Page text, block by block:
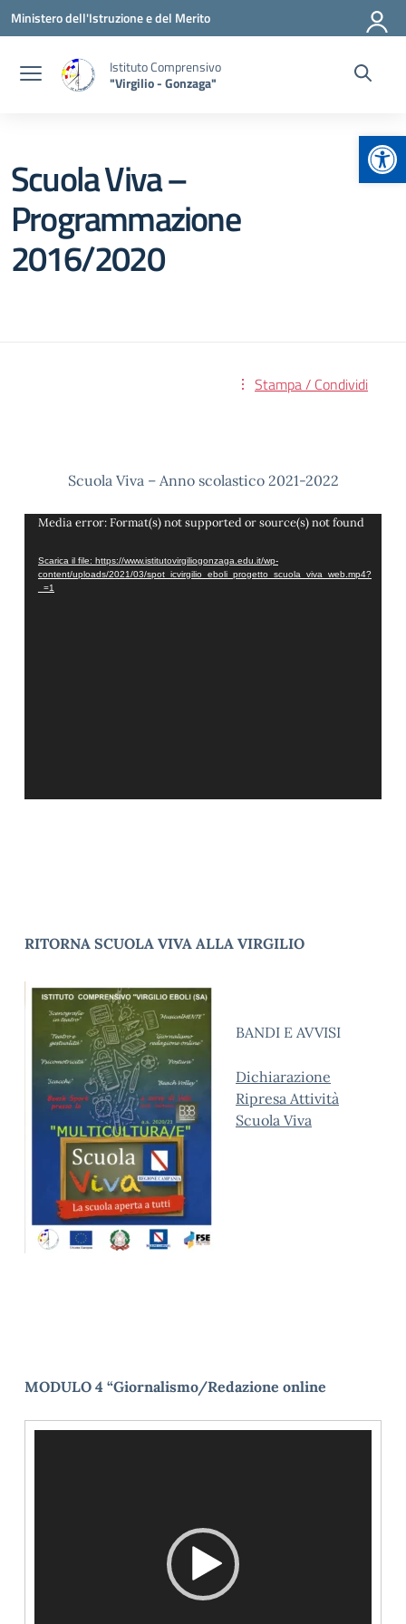
Vai ai contenuti
Vai al menu di navigazione
Vai al footer
Ministero dell'Istruzione e del Merito
Istituto Comprensivo
"Virgilio - Gonzaga"
Scuola Viva –
Programmazione
2016/2020
Stampa / Condividi
Scuola Viva – Anno scolastico 2021-2022
Video
Media error: Format(s) not supported or source(s) not found
Scarica il file: https://www.istitutovirgiliogonzaga.edu.it/wp-
content/uploads/2021/03/spot_icvirgilio_eboli_progetto_scuola_viva_web.mp4?
_=1
RITORNA SCUOLA VIVA ALLA VIRGILIO
BANDI E AVVISI
Dichiarazione
Ripresa Attività
Scuola Viva
MODULO 4 “Giornalismo/Redazione online